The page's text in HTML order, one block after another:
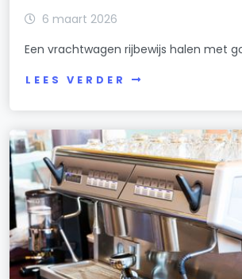
6 maart 2026
Een vrachtwagen rijbewijs halen met
LEES VERDER